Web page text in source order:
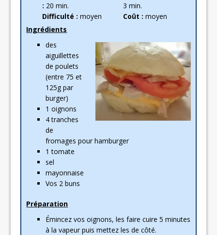
: 20 min.
3 min.
Difficulté :moyen Coût : moyen
Ingrédients
des
aiguillettes
de poulets
(entre 75 et
125g par
burger)
1 oignons
4 tranches
de
fromages pour hamburger
1 tomate
sel
mayonnaise
Vos 2 buns
Préparation
Émincez vos oignons, les faire cuire 5 minutes
à la vapeur puis mettez les de côté.